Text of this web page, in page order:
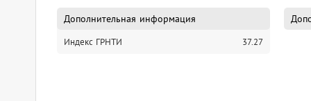
Дополнительная информация
Индекс ГРНТИ 37.27